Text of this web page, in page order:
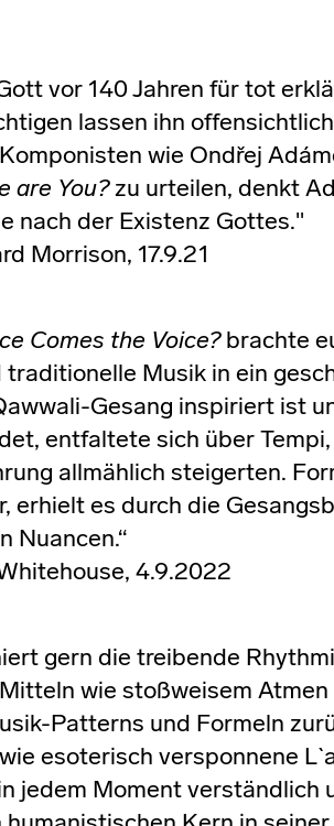
vor 140 Jahren für tot
lassen ihn
wie Ondřej
are You?zu urteilen, denkt
nach der Existenz Gottes."
Morrison, 17.9.21
Comes the Voice?brachte
Musik in ein
Gesang inspiriert ist
entfaltete sich über
allmählich steigerten.
erhielt es durch die
Nuancen.“
4.9.2022
gern die treibende
wie stoßweisem
Patterns und Formeln
esoterisch versponnene
jedem Moment verständlich